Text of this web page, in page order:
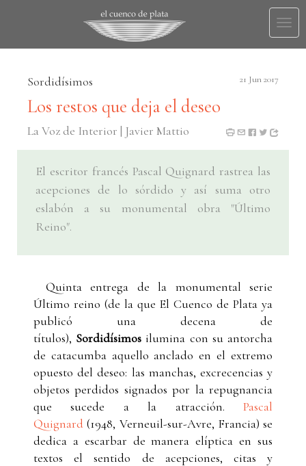
Sordidísimos 21 Jun 2017
Los restos que deja el deseo
La Voz de Interior | Javier Mattio
El escritor francés Pascal Quignard rastrea las
acepciones de lo sórdido y así suma otro
eslabón a su monumental obra "Último
Reino".
Quinta entrega de la monumental serie
Último reino (de la que El Cuenco de Plata ya
publicó una decena de
títulos), Sordidísimos ilumina con su antorcha
de catacumba aquello anclado en el extremo
opuesto del deseo: las manchas, excrecencias y
objetos perdidos signados por la repugnancia
que sucede a la atracción. Pascal
Quignard (1948, Verneuil-sur-Avre, Francia) se
dedica a escarbar de manera elíptica en sus
textos el sentido de acepciones, citas y